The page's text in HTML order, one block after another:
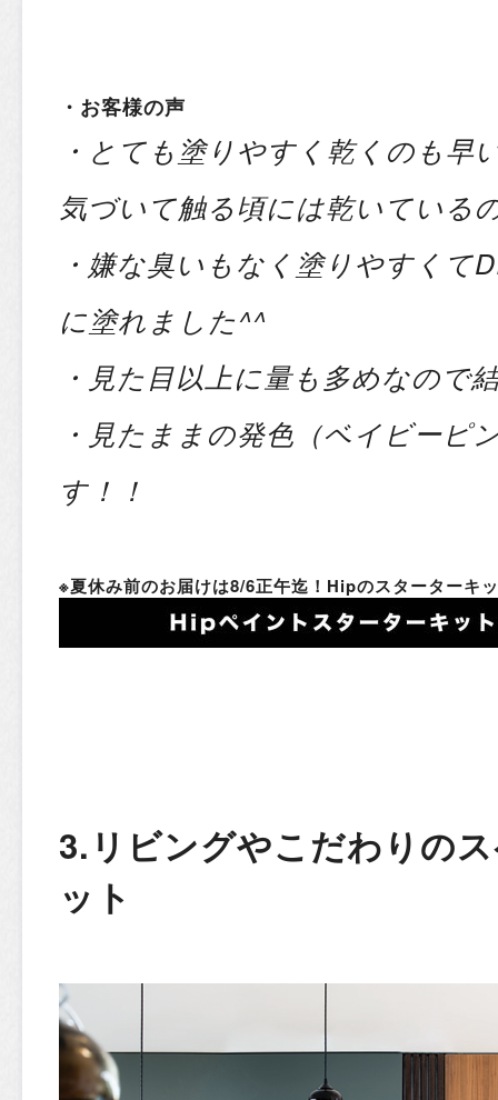
・お客様の声
・とても塗りやすく乾くのも早
気づいて触る頃には乾いている
・嫌な臭いもなく塗りやすくて
に塗れました^^
・見た目以上に量も多めなので
・見たままの発色（ベイビーピ
す！！
※夏休み前のお届けは8/6正午迄！Hipのスターターキ
3.リビングやこだわりの
ット